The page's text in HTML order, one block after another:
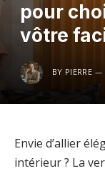
pour
vôtre
BY PIERRE
Envie d’allier
intérieur ? La